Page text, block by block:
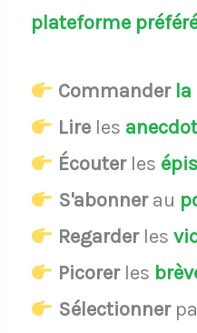
plateforme
Commander la
Lireles
Écouterles
S'abonnerau
Regarderles
Picorerles
Sélectionner